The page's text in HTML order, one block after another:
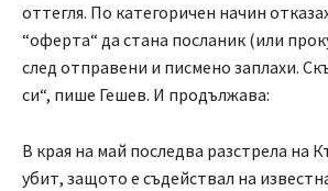
оттегля. По категоричен начин
“оферта“ да стана посланик (или
след отправени и писмено заплахи.
си“, пише Гешев. И продължава:
В края на май последва разстрела на
убит, защото е съдействал на